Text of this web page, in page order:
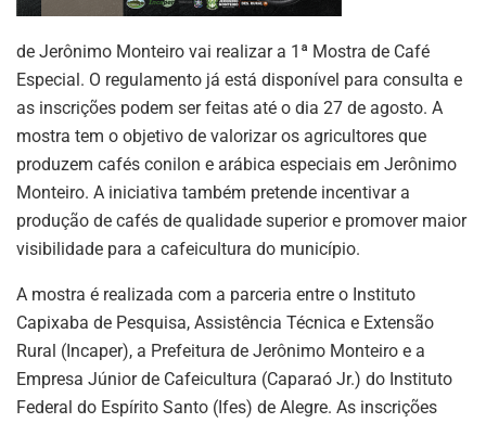
de Jerônimo Monteiro vai realizar a 1ª Mostra de Café
Especial. O regulamento já está disponível para consulta e
as inscrições podem ser feitas até o dia 27 de agosto. A
mostra tem o objetivo de valorizar os agricultores que
produzem cafés conilon e arábica especiais em Jerônimo
Monteiro. A iniciativa também pretende incentivar a
produção de cafés de qualidade superior e promover maior
visibilidade para a cafeicultura do município.
A mostra é realizada com a parceria entre o Instituto
Capixaba de Pesquisa, Assistência Técnica e Extensão
Rural (Incaper), a Prefeitura de Jerônimo Monteiro e a
Empresa Júnior de Cafeicultura (Caparaó Jr.) do Instituto
Federal do Espírito Santo (Ifes) de Alegre. As inscrições